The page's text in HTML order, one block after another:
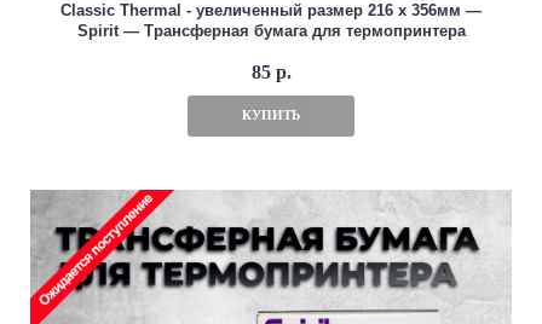
Classic Thermal - увеличенный размер 216 x 356мм —
Spirit — Трансферная бумага для термопринтера
85 р.
КУПИТЬ